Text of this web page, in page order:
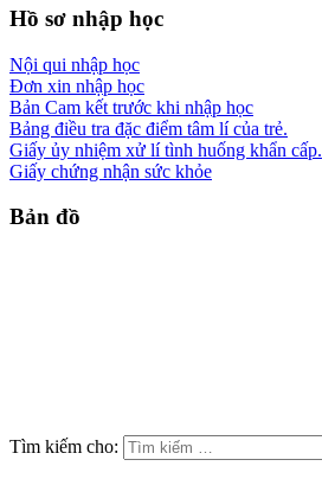
Hồ sơ nhập học
Nội qui nhập học
Đơn xin nhập học
Bản Cam kết trước khi nhập học
Bảng điều tra đặc điểm tâm lí của trẻ.
Giấy ủy nhiệm xử lí tình huống khẩn cấp.
Giấy chứng nhận sức khỏe
Bản đồ
Tìm kiếm cho: